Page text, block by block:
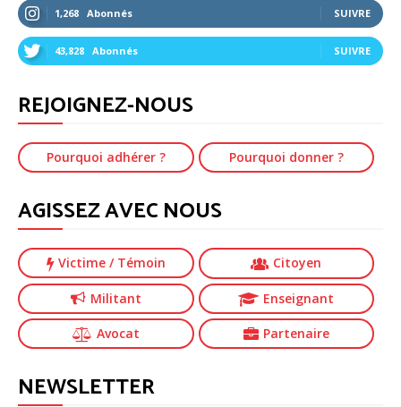
1,268 Abonnés SUIVRE
43,828 Abonnés SUIVRE
REJOIGNEZ-NOUS
Pourquoi adhérer ? Pourquoi donner ?
AGISSEZ AVEC NOUS
Victime / Témoin Citoyen
Militant Enseignant
Avocat Partenaire
NEWSLETTER